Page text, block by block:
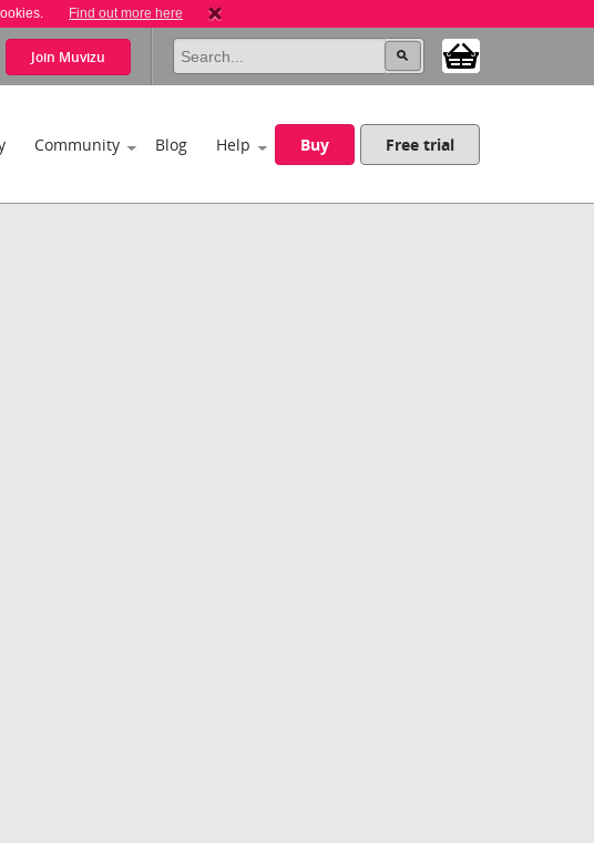
Find out more here
Join Muvizu
Community Blog Help Buy Free trial